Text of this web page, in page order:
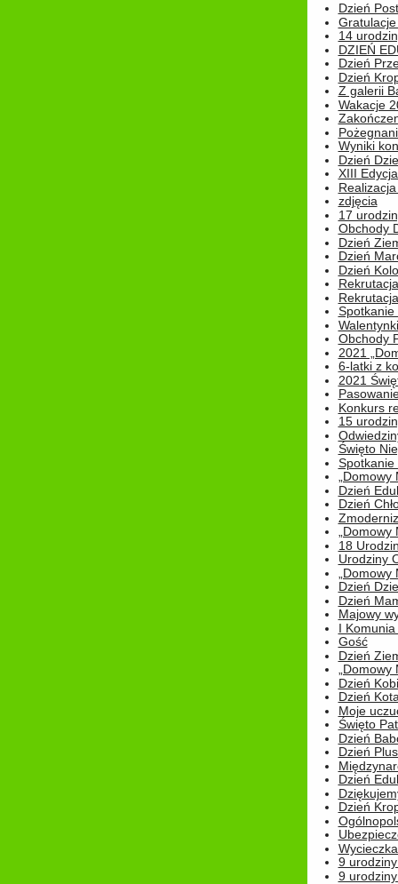
Dzień
14
DZIEŃ
Dzień
Dzień
Z galerii
Wakacje
Wyniki
Dzień
XIII
zdjęcia
17
Obchody
Dzień
Dzień
Dzień
Rekrutacja
Spotkanie
Obchody
2021
6-latki z
2021
Konkurs
15
Święto
Spotkanie
Dzień
Dzień
18
Urodziny
Dzień
Dzień
Majowy
I
Gość
Dzień
Dzień
Dzień
Moje
Święto
Dzień
Dzień
Dzień
Dzień
9
9